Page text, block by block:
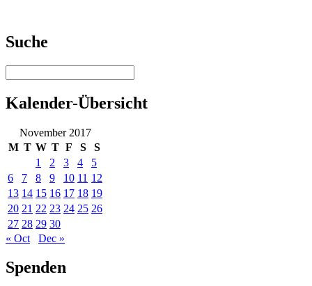
Suche
Kalender-Übersicht
November 2017
M T W T F S
S
1
2 3 4
5
6
7 8 9 10 11 12
13 14 15 16 17 18 19
20 21 22 23 24 25 26
27 28 29 30
« Oct
Dec »
Spenden